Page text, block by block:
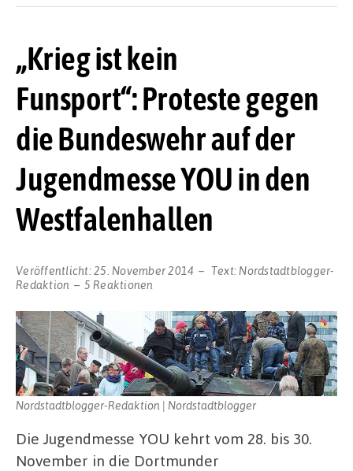
„Krieg ist kein
Funsport“: Proteste gegen
die Bundeswehr auf der
Jugendmesse YOU in den
Westfalenhallen
Veröffentlicht:25. November 2014 Text: Nordstadtblogger-
Redaktion
5 Reaktionen
Nordstadtblogger-Redaktion | Nordstadtblogger
Die Jugendmesse YOU kehrt vom 28. bis 30.
November in die Dortmunder